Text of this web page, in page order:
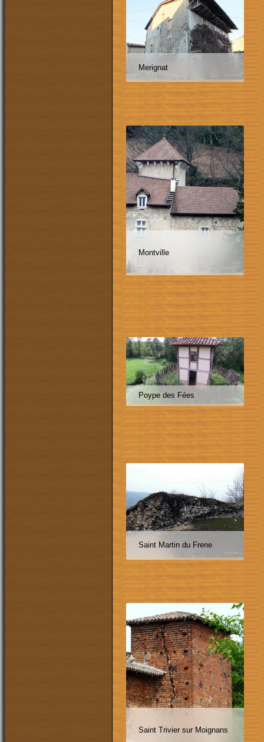
Merignat
Montville
Poype des Fées
Saint Martin du Frene
Saint Trivier sur Moignans